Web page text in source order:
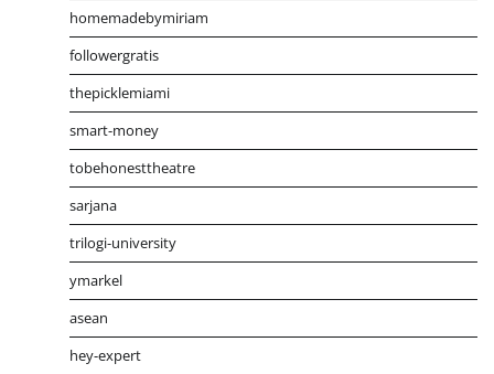
homemadebymiriam
followergratis
thepicklemiami
smart-money
tobehonesttheatre
sarjana
trilogi-university
ymarkel
asean
hey-expert